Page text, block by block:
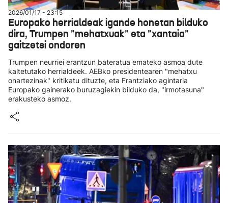
2026/01/17 - 23:15
Europako herrialdeak igande honetan bilduko
dira, Trumpen "mehatxuak" eta "xantaia"
gaitzetsi ondoren
Trumpen neurriei erantzun bateratua emateko asmoa dute
kaltetutako herrialdeek. AEBko presidentearen "mehatxu
onartezinak" kritikatu dituzte, eta Frantziako agintaria
Europako gainerako buruzagiekin bilduko da, "irmotasuna"
erakusteko asmoz.